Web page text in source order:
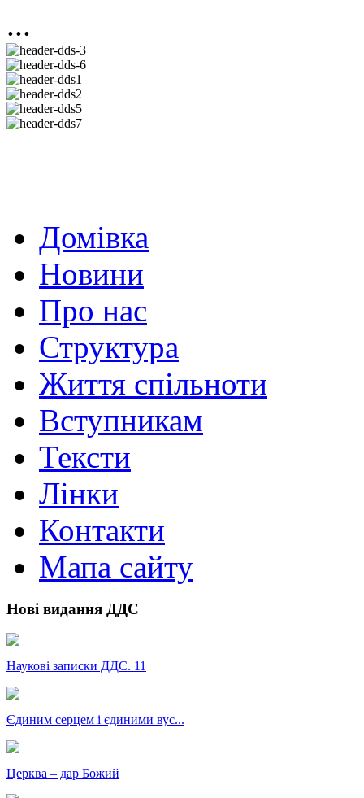
...
Домівка
Новини
Про нас
Структура
Життя спільноти
Вступникам
Тексти
Лінки
Контакти
Мапа сайту
Нові видання ДДС
Наукові записки ДДС. 11
Єдиним серцем і єдиними вус...
Церква – дар Божий